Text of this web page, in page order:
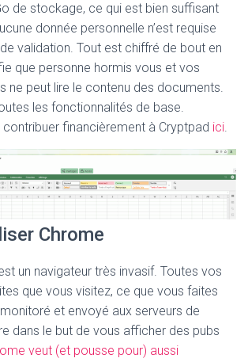
de stockage, ce qui est bien suffisant
donnée personnelle n’est requise
validation. Tout est chiffré de bout en
que personne hormis vous et vos
ne peut lire le contenu des documents.
les fonctionnalités de base.
contribuer financièrement à Cryptpad ici.
Chrome
un navigateur très invasif. Toutes vos
que vous visitez, ce que vous faites
et envoyé aux serveurs de
dans le but de vous afficher des pubs
veut (et pousse pour) aussi